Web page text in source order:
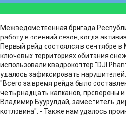
Межведомственная бригада
работу в осенний сезон, когда
Первый рейд состоялся в сентябре
ключевых территориях обитания
использовали квадрокоптер "DJI
удалось зафиксировать нарушителей.
"Всего за время рейда было
четырнадцать капканов, проверены
Владимир Буурулдай, заместитель
котловина". - Также нам удалось